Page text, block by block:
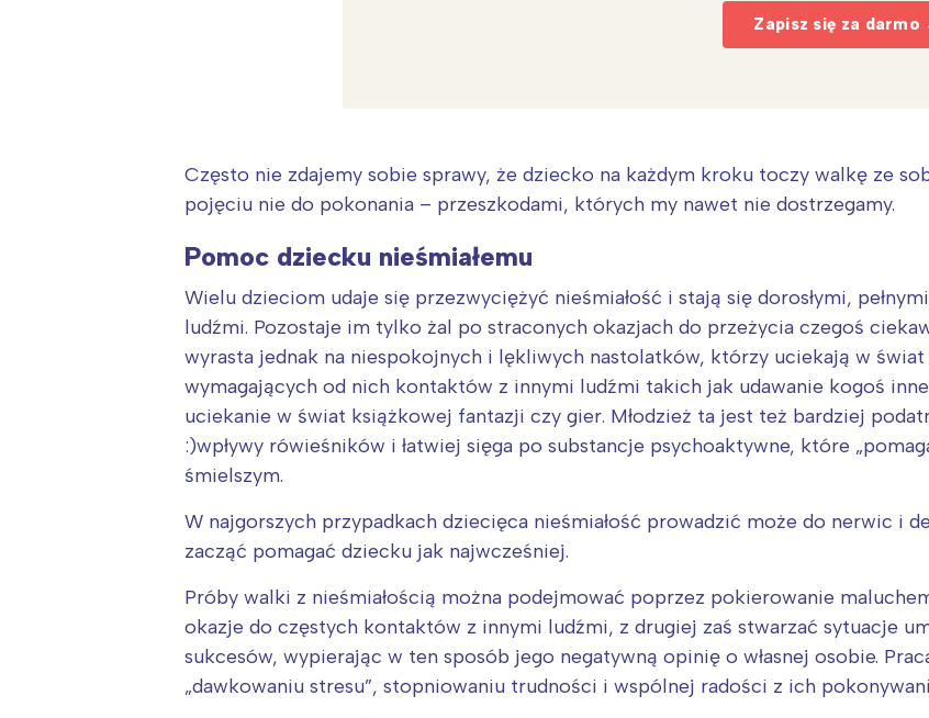
Zapisz się za darmo
Często nie zdajemy sobie sprawy, że dziecko na każdym kroku toczy walkę ze
pojęciu nie do pokonania – przeszkodami, których my nawet nie dostrzegamy.
Pomoc dziecku nieśmiałemu
Wielu dzieciom udaje się przezwyciężyć nieśmiałość i stają się dorosłymi,
ludźmi. Pozostaje im tylko żal po straconych okazjach do przeżycia czegoś
wyrasta jednak na niespokojnych i lękliwych nastolatków, którzy uciekają w
wymagających od nich kontaktów z innymi ludźmi takich jak udawanie kogoś
uciekanie w świat książkowej fantazji czy gier. Młodzież ta jest też bardziej
:)wpływy rówieśników i łatwiej sięga po substancje psychoaktywne, które
śmielszym.
W najgorszych przypadkach dziecięca nieśmiałość prowadzić może do nerwic i
zacząć pomagać dziecku jak najwcześniej.
Próby walki z nieśmiałością można podejmować poprzez pokierowanie
okazje do częstych kontaktów z innymi ludźmi, z drugiej zaś stwarzać sytuacje
sukcesów, wypierając w ten sposób jego negatywną opinię o własnej osobie.
„dawkowaniu stresu”, stopniowaniu trudności i wspólnej radości z ich
Interesują mnie wydarzenia z tego
Śląsk